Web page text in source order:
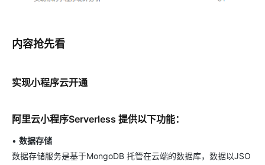
内容抢先看
实现小程序云开通
阿里云小程序Serverless 提供以下功能：
• 数据存储
数据存储服务是基于MongoDB 托管在云端的数据库，数据以JSO